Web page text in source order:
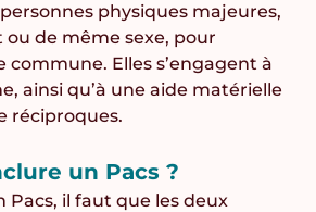
physiques majeures,
de même sexe, pour
commune. Elles s’engagent à
ainsi qu’à une aide matérielle
réciproques.
un Pacs ?
Pacs, il faut que les deux